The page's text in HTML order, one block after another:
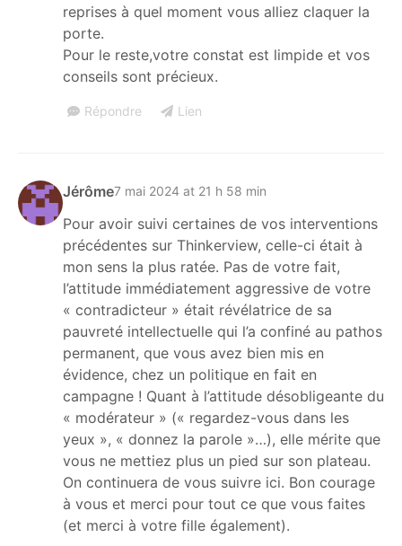
reprises à quel moment vous alliez claquer la
porte.
Pour le reste,votre constat est limpide et vos
conseils sont précieux.
Répondre Lien
Jérôme7 mai 2024 at 21 h 58 min
Pour avoir suivi certaines de vos interventions
précédentes sur Thinkerview, celle-ci était à
mon sens la plus ratée. Pas de votre fait,
l’attitude immédiatement aggressive de votre
« contradicteur » était révélatrice de sa
pauvreté intellectuelle qui l’a confiné au pathos
permanent, que vous avez bien mis en
évidence, chez un politique en fait en
campagne ! Quant à l’attitude désobligeante du
« modérateur » (« regardez-vous dans les
yeux », « donnez la parole »…), elle mérite que
vous ne mettiez plus un pied sur son plateau.
On continuera de vous suivre ici. Bon courage
à vous et merci pour tout ce que vous faites
(et merci à votre fille également).